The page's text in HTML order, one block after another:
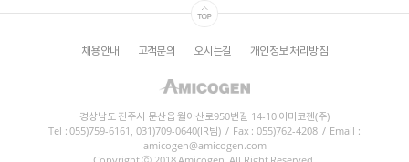
채용안내 고객문의 오시는길 개인정보 처리방침
경상남도 진주시 문산읍 월아산로950번길 14-10 아미코젠(주)
Tel : 055)759-6161, 031)709-0640(IR팀) / Fax : 055)762-4208 / Email :
amicogen@amicogen.com